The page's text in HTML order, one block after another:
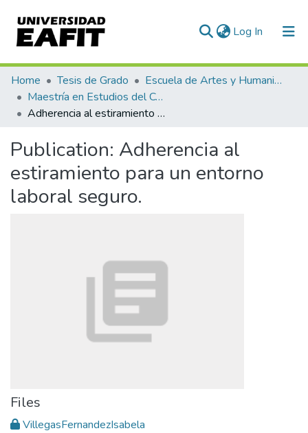
Log In (current)
Communities & Collections
All of DSpace
Home Tesis de Grado
Escuela de Artes y Humanidades
Maestría en Estudios del Comportamiento (tesis)
Adherencia al estiramiento para un entorno laboral seguro.
Publication: Adherencia al
estiramiento para un entorno
laboral seguro.
Files
VillegasFernandezIsabela